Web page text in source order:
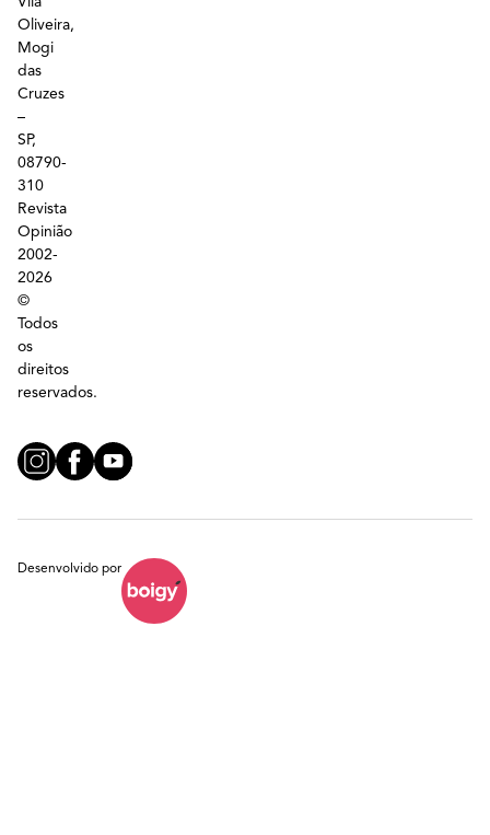
Oliveira,
Mogi
das
Cruzes
–
SP,
08790-
310
Revista
Opinião
2002-
2026
©
Todos
os
direitos
reservados.
Desenvolvido por